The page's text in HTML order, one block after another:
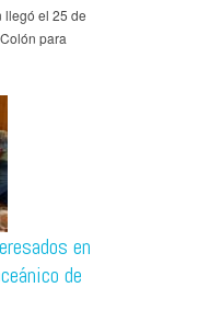
llegó el 25 de
para
en
de